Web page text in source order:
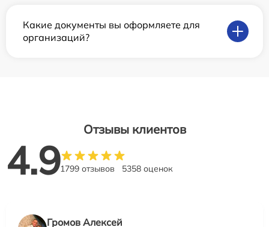
Какие документы вы оформляете для
организаций?
Отзывы клиентов
4.91799 отзывов 5358 оценок
Громов Алексей